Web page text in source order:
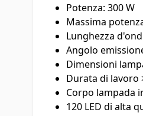
Potenza: 300 W
Massima
Lunghezza
Angolo
Dimensioni
Durata di lavoro
Corpo lampada
120 LED di alta